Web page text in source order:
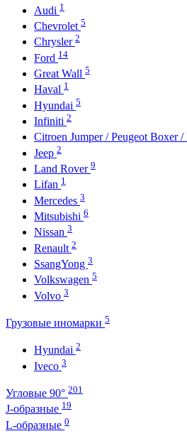
Audi 1
Chevrolet 5
Chrysler 2
Ford 14
Great Wall 5
Haval 1
Hyundai 5
Infiniti 2
Citroen Jumper / Peugeot Boxer
Jeep 2
Land Rover 9
Lifan 1
Mercedes 3
Mitsubishi 6
Nissan 3
Renault 2
SsangYong 3
Volkswagen 5
Volvo 3
Грузовые иномарки 5
Hyundai 2
Iveco 3
Угловые 90° 201
J-образные 19
L-образные 0